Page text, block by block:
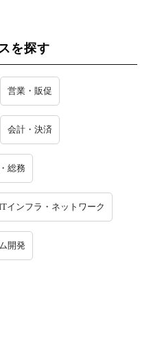
を探す
営業・販促
会計・決済
総務
インフラ・ネットワーク
開発